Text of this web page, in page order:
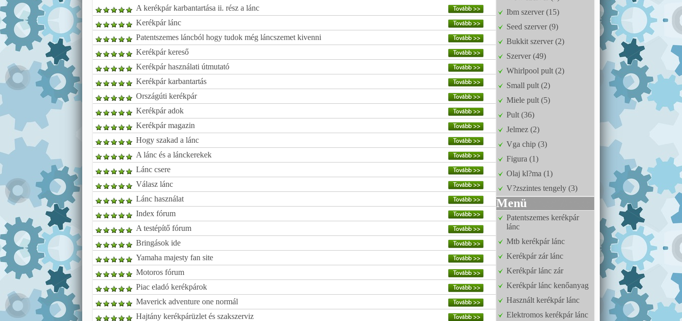
A kerékpár karbantartása ii. rész a lánc
Kerékpár lánc
Patentszemes láncból hogy tudok még láncszemet kivenni
Kerékpár kereső
Kerékpár használati útmutató
Kerékpár karbantartás
Országúti kerékpár
Kerékpár adok
Kerékpár magazin
Hogy szakad a lánc
A lánc és a lánckerekek
Lánc csere
Válasz lánc
Lánc használat
Index fórum
A testépítő fórum
Bringások ide
Yamaha majesty fan site
Motoros fórum
Piac eladó kerékpárok
Maverick adventure one normál
Hajtány kerékpárüzlet és szakszerviz
Ibm szerver (15)
Seed szerver (9)
Bukkit szerver (2)
Szerver (49)
Whirlpool pult (2)
Small pult (2)
Miele pult (5)
Pult (36)
Jelmez (2)
Vga chip (3)
Figura (1)
Olaj kl?ma (1)
V?zszintes tengely (3)
Menü
Patentszemes kerékpár
lánc
Mtb kerékpár lánc
Kerékpár zár lánc
Kerékpár lánc zár
Kerékpár lánc kenőanyag
Használt kerékpár lánc
Elektromos kerékpár lánc